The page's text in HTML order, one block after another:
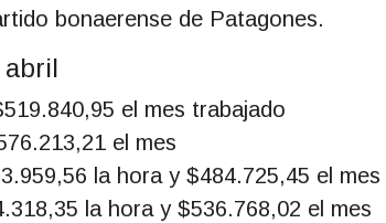
bonaerense de Patagones.
abril
el mes trabajado
el mes
la hora y $484.725,45 el mes
la hora y $536.768,02 el mes